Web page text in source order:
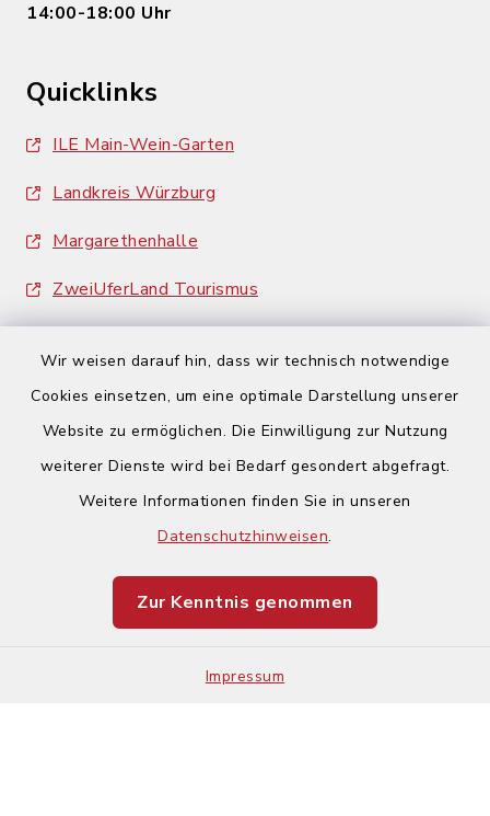
Wir weisen darauf hin, dass wir technisch notwendige
Cookies einsetzen, um eine optimale Darstellung unserer
Website zu ermöglichen. Die Einwilligung zur Nutzung
weiterer Dienste wird bei Bedarf gesondert abgefragt.
Weitere Informationen finden Sie in unseren
Datenschutzhinweisen.
Zur Kenntnis genommen
Impressum
14:00-18:00 Uhr
Quicklinks
ILE Main-Wein-Garten
Landkreis Würzburg
Margarethenhalle
ZweiUferLand Tourismus
Barrierefreiheit
Impressum
Sitemap